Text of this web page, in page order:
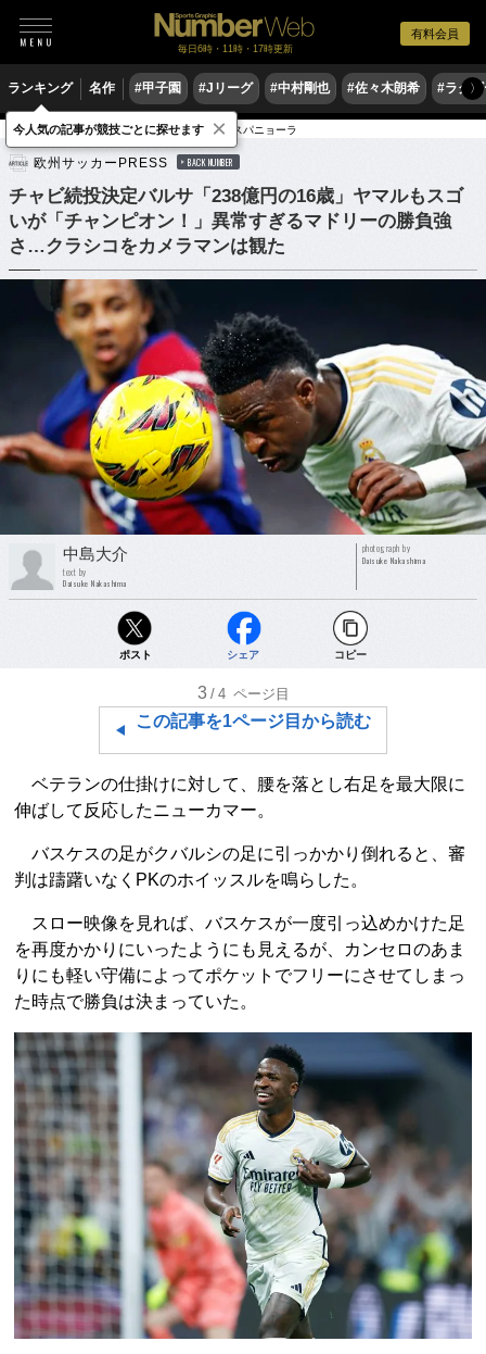
有料会員
毎日6時・11時・17時更新
ランキング 名作 #甲子園 #Jリーグ #中村剛也 #佐々木朗希 #ラグ〉
サッカー 海外サッカー リーガ・エスパニョーラ
欧州サッカーPRESS BACK NUMBER
チャビ続投決定バルサ「238億円の16歳」ヤマルもスゴ
いが「チャンピオン！」異常すぎるマドリーの勝負強
さ…クラシコをカメラマンは観た
中島大介
text by
Daisuke Nakashima
photograph by
Daisuke Nakashima
ポスト シェア コピー
3 /4 ページ目
この記事を1ページ目から読む
ベテランの仕掛けに対して、腰を落とし右足を最大限に
伸ばして反応したニューカマー。
バスケスの足がクバルシの足に引っかかり倒れると、審
判は躊躇いなくPKのホイッスルを鳴らした。
スロー映像を見れば、バスケスが一度引っ込めかけた足
を再度かかりにいったようにも見えるが、カンセロのあま
りにも軽い守備によってポケットでフリーにさせてしまっ
た時点で勝負は決まっていた。
今人気の記事が競技ごとに探せます ×